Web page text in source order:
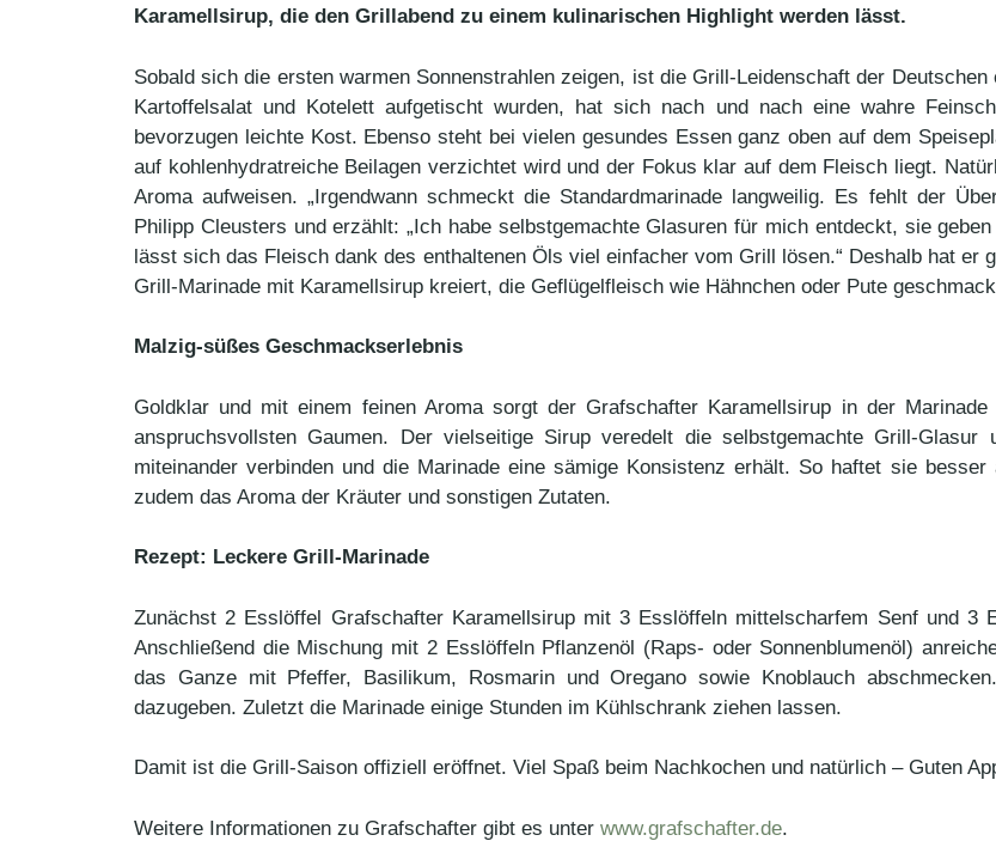
Karamellsirup, die den Grillabend zu einem kulinarischen Highlight werden lässt.
Sobald sich die ersten warmen Sonnenstrahlen zeigen, ist die Grill-Leidenschaft der
Kartoffelsalat und Kotelett aufgetischt wurden, hat sich nach und nach eine wahre
bevorzugen leichte Kost. Ebenso steht bei vielen gesundes Essen ganz oben auf dem
auf kohlenhydratreiche Beilagen verzichtet wird und der Fokus klar auf dem Fleisch liegt.
Aroma aufweisen. „Irgendwann schmeckt die Standardmarinade langweilig. Es fehlt der
Philipp Cleusters und erzählt: „Ich habe selbstgemachte Glasuren für mich entdeckt, sie
lässt sich das Fleisch dank des enthaltenen Öls viel einfacher vom Grill lösen.“ Deshalb hat
Grill-Marinade mit Karamellsirup kreiert, die Geflügelfleisch wie Hähnchen oder Pute
Malzig-süßes Geschmackserlebnis
Goldklar und mit einem feinen Aroma sorgt der Grafschafter Karamellsirup in der
anspruchsvollsten Gaumen. Der vielseitige Sirup veredelt die selbstgemachte Grill-
miteinander verbinden und die Marinade eine sämige Konsistenz erhält. So haftet sie
zudem das Aroma der Kräuter und sonstigen Zutaten.
Rezept: Leckere Grill-Marinade
Zunächst 2 Esslöffel Grafschafter Karamellsirup mit 3 Esslöffeln mittelscharfem Senf und 3
Anschließend die Mischung mit 2 Esslöffeln Pflanzenöl (Raps- oder Sonnenblumenöl)
das Ganze mit Pfeffer, Basilikum, Rosmarin und Oregano sowie Knoblauch
dazugeben. Zuletzt die Marinade einige Stunden im Kühlschrank ziehen lassen.
Damit ist die Grill-Saison offiziell eröffnet. Viel Spaß beim Nachkochen und natürlich – Guten
Weitere Informationen zu Grafschafter gibt es unter www.grafschafter.de.